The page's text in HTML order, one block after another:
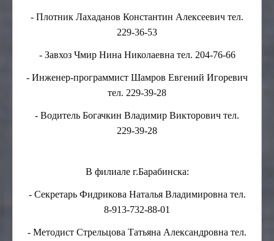
- Плотник Лахаданов Константин Алексеевич тел.
229-36-53
- Завхоз Чмир Нина Николаевна тел. 204-76-66
- Инженер-программист Шамров Евгений Игоревич
тел. 229-39-28
- Водитель Богачкин Владимир Викторович тел.
229-39-28
В филиале г.Барабинска:
- Секретарь Фидрикова Наталья Владимировна тел.
8-913-732-88-01
- Методист Стрельцова Татьяна Александровна тел.